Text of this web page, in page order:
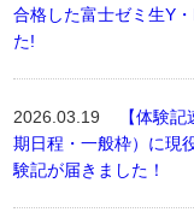
合格した富士ゼミ生Y
た!
2026.03.19
【体験
期日程・一般枠）に現
験記が届きました！